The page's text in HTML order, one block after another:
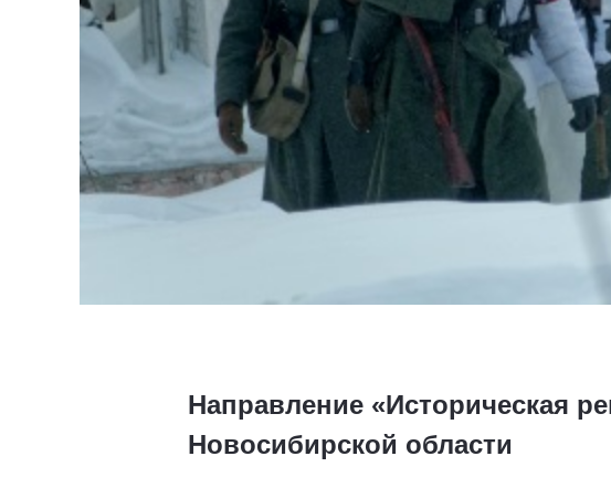
Направление «Историческая
Новосибирской области